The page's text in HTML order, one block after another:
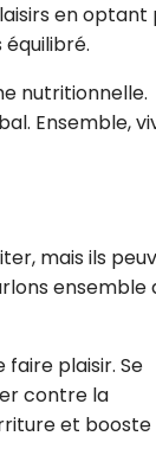
en optant
nutritionnelle.
Ensemble,
mais ils
ensemble
plaisir. Se
contre la
et booste